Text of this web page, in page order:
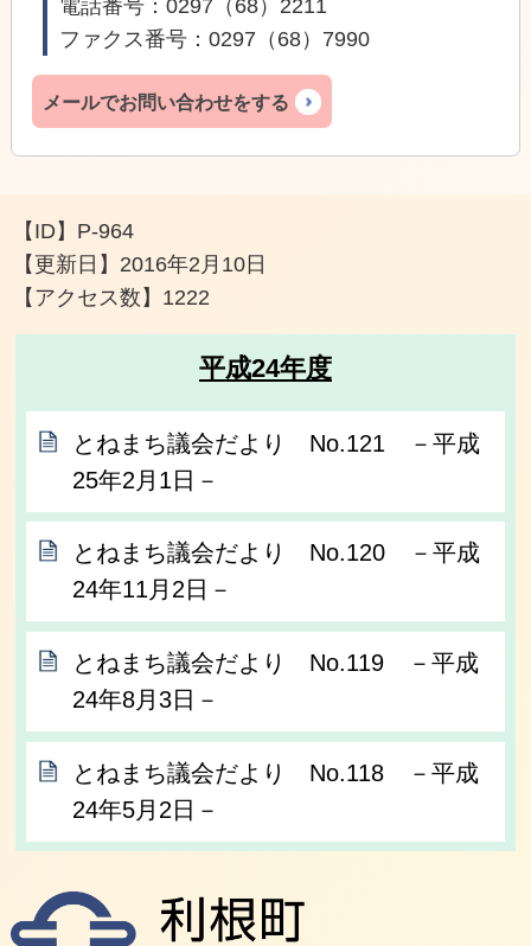
電話番号：0297（68）2211
ファクス番号：0297（68）7990
メールでお問い合わせをする
【ID】 P-964
【更新日】 2016年2月10日
【アクセス数】 1222
平成24年度
とねまち議会だより No.121 －平成
25年2月1日－
とねまち議会だより No.120 －平成
24年11月2日－
とねまち議会だより No.119 －平成
24年8月3日－
とねまち議会だより No.118 －平成
24年5月2日－